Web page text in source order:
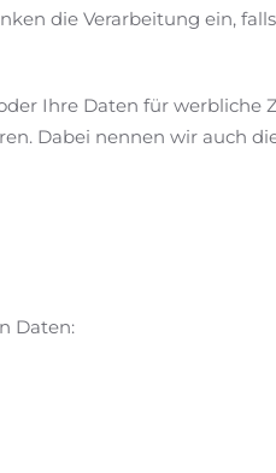
die Verarbeitung ein,
Ihre Daten für werbliche
Dabei nennen wir auch
Daten: